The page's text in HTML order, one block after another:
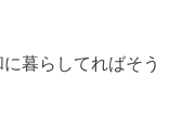
暮らしてればそう